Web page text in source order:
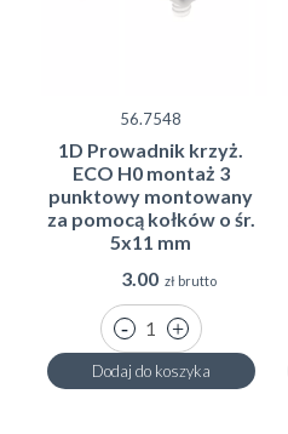
56.7548
1D Prowadnik krzyż.
ECO H0 montaż 3
punktowy montowany
za pomocą kołków o śr.
5x11 mm
3.00 zł brutto
Dodaj do koszyka